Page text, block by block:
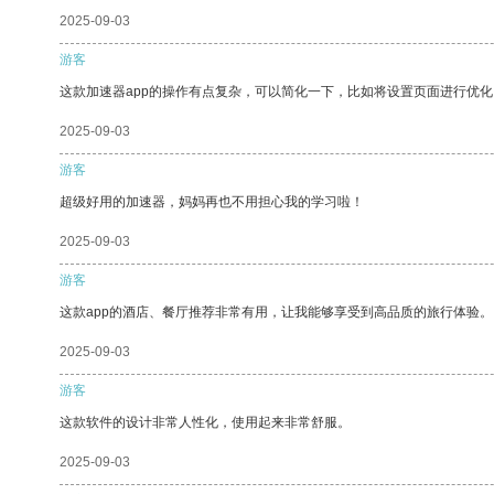
2025-09-03
游客
这款加速器app的操作有点复杂，可以简化一下，比如将设置页面进行优
2025-09-03
游客
超级好用的加速器，妈妈再也不用担心我的学习啦！
2025-09-03
游客
这款app的酒店、餐厅推荐非常有用，让我能够享受到高品质的旅行体验。
2025-09-03
游客
这款软件的设计非常人性化，使用起来非常舒服。
2025-09-03